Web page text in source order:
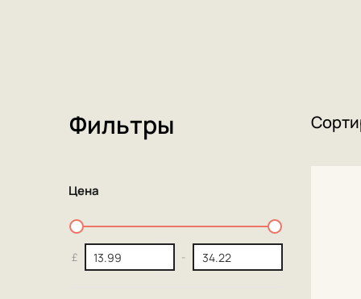
Фильтры
Цена
£ -